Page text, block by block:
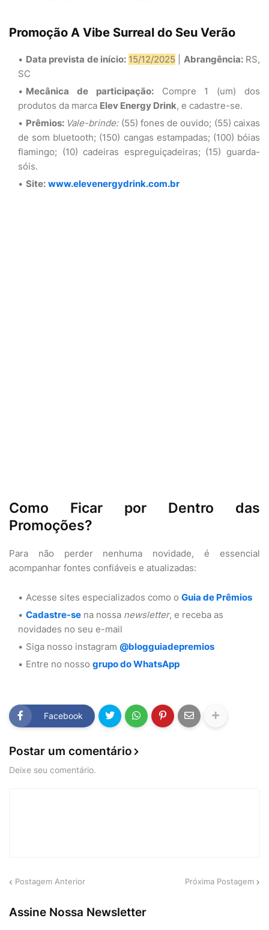
Promoção A Vibe Surreal do Seu Verão
Data prevista de início: 15/12/2025 Abrangência:RS,
SC
Mecânica de participação:Compre 1 (um) dos
produtos da marca Elev Energy Drink, e cadastre-se.
Prêmios: Vale-brinde: (55) fones de ouvido; (55) caixas
de som bluetooth; (150) cangas estampadas; (100) bóias
flamingo; (10) cadeiras espreguiçadeiras; (15) guarda-
sóis.
Site: www.elevenergydrink.com.br
Como Ficar por Dentro das
Promoções?
Para não perder nenhuma novidade, é essencial
acompanhar fontes confiáveis e atualizadas:
Acesse sites especializados como o Guia de Prêmios
Cadastre-se na nossa newsletter, e receba as
novidades no seu e-mail
Siga nosso instagram @blogguiadepremios
Entre no nosso grupo do WhatsApp
Facebook
Postar um comentário
Deixe seu comentário.
Postagem Anterior Próxima Postagem
Assine Nossa Newsletter